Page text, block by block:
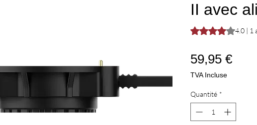
II avec
La note est de 4.0
4.0 | 1
59,95 €Prix
TVA Incluse
Quantité *